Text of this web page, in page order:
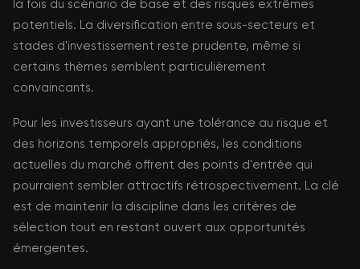
la fois du scénario de base et des risques extrêmes
potentiels. La diversification entre sous-secteurs et
stades d'investissement reste prudente, même si
certains thèmes semblent particulièrement
convaincants.
Pour les investisseurs ayant une tolérance au risque et
des horizons temporels appropriés, les conditions
actuelles du marché offrent des points d'entrée qui
pourraient sembler attractifs rétrospectivement. La clé
est de maintenir la discipline dans les critères de
sélection tout en restant ouvert aux opportunités
émergentes.